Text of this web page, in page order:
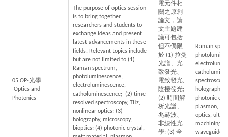
05 OP-光學
Photonics
The purpose of optics session
is to bring together
researchers and students to
exchange ideas and present
latest advancements in these
fields. Relevant topics include
but are not limited to (1)
Raman spectrum,
photoluminescence,
electroluminescence,
catholuminescence;  (2) time-
resolved spectroscopy, THz,
nonlinear optics; (3)
holography, microscopy,
bioptics; (4) photonic crystal,
電元件相
關之原創
論文，論
文主題建
議可包括
但不侷限
於 (1) 拉曼
光譜、光
致發光、
電致發光,
陰極發光;
(2) 時間解
析光譜、
兆赫波、
非線性光
學; (3) 全
Raman
holography,
photonic
plasmon,
optics,
machining,
waveguide